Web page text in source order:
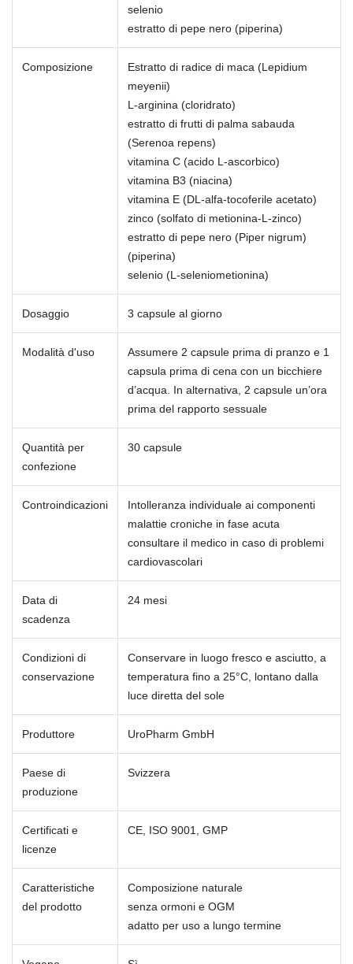
selenio
estratto di pepe nero (piperina)
Composizione
Estratto di radice di maca (Lepidium
meyenii)
L-arginina (cloridrato)
estratto di frutti di palma sabauda
(Serenoa repens)
vitamina C (acido L-ascorbico)
vitamina B3 (niacina)
vitamina E (DL-alfa-tocoferile acetato)
zinco (solfato di metionina-L-zinco)
estratto di pepe nero (Piper nigrum)
(piperina)
selenio (L-seleniometionina)
Dosaggio 3 capsule al giorno
Modalità d'uso
Assumere 2 capsule prima di pranzo e 1
capsula prima di cena con un bicchiere
d’acqua. In alternativa, 2 capsule un’ora
prima del rapporto sessuale
Quantità per
confezione
30 capsule
Controindicazioni
Intolleranza individuale ai componenti
malattie croniche in fase acuta
consultare il medico in caso di problemi
cardiovascolari
Data di
scadenza
24 mesi
Condizioni di
conservazione
Conservare in luogo fresco e asciutto, a
temperatura fino a 25°C, lontano dalla
luce diretta del sole
Produttore UroPharm GmbH
Paese di
produzione
Svizzera
Certificati e
licenze
CE, ISO 9001, GMP
Caratteristiche
del prodotto
Composizione naturale
senza ormoni e OGM
adatto per uso a lungo termine